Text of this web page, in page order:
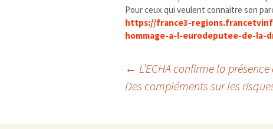
Pour ceux qui veulent connaitre son
https://france3-
hommage-a-l-eurodeputee-de-la-
Navigation
← L’ECHA confirme la
Des compléments sur les